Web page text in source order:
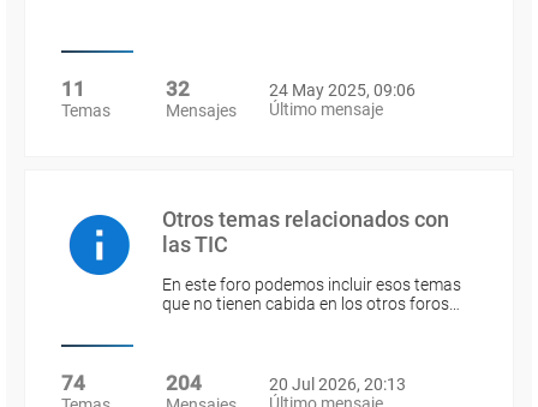
11
Temas
32
Mensajes
24 May 2025, 09:06
Último mensaje
Otros temas relacionados con
las TIC
En este foro podemos incluir esos temas
que no tienen cabida en los otros foros…
74 204
20 Jul 2026, 20:13